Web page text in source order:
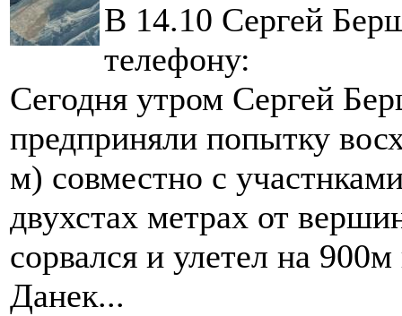
В 14.10 Сергей
телефону:
Сегодня утром Сергей
предприняли попытку
м) совместно с
двухстах метрах от
сорвался и улетел на
Данек...